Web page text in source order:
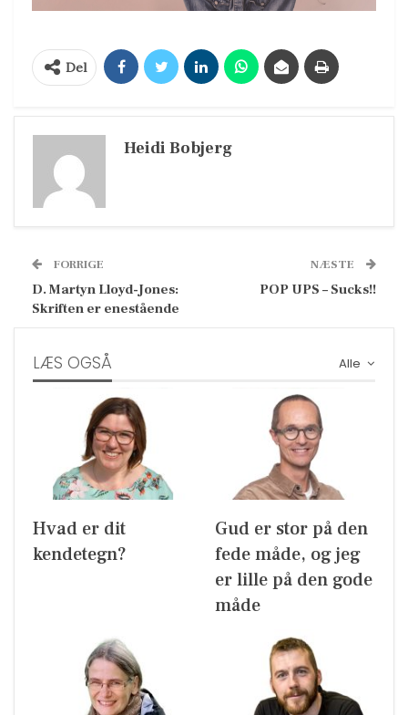
Del
Heidi Bobjerg
FORRIGE
D. Martyn Lloyd-Jones:
Skriften er enestående
NÆSTE
POP UPS – Sucks!!
Alle
LÆS OGSÅ
Hvad er dit
kendetegn?
Gud er stor på den
fede måde, og jeg
er lille på den gode
måde